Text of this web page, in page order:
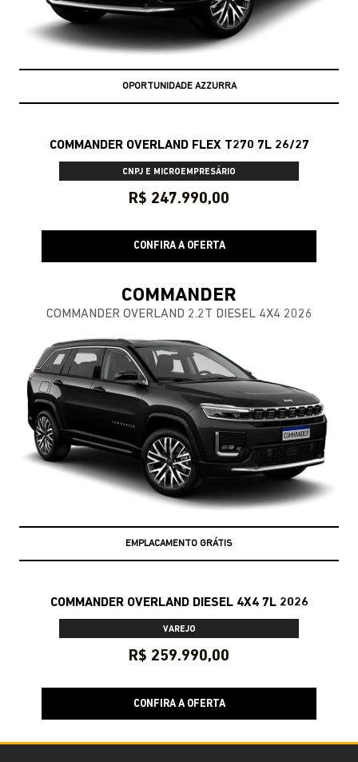
OPORTUNIDADE AZZURRA
COMMANDER OVERLAND FLEX T270 7L 26/27
CNPJ E MICROEMPRESÁRIO
R$ 247.990,00
CONFIRA A OFERTA
COMMANDER
COMMANDER OVERLAND 2.2T DIESEL 4X4 2026
EMPLACAMENTO GRÁTIS
COMMANDER OVERLAND DIESEL 4X4 7L 2026
VAREJO
R$ 259.990,00
CONFIRA A OFERTA